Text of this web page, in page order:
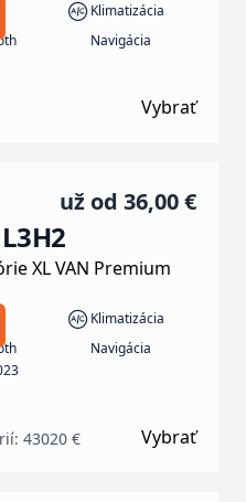
Klimatizácia
Navigácia
Vybrať
už od 36,00 €
XL VAN Premium
Klimatizácia
Navigácia
43020 € Vybrať